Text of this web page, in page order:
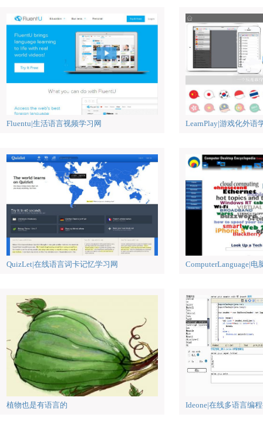
Fluentu|生活语言视频学习网 LearnPlay|游戏化外语
QuizLet|在线语言词卡记忆学习网 ComputerLanguage|电
植物也是有语言的 Ideone|在线多语言编